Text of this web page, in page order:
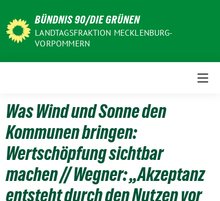
zum
Inhalt
BÜNDNIS 90/DIE GRÜNEN
LANDTAGSFRAKTION MECKLENBURG-
VORPOMMERN
Was Wind und Sonne den
Kommunen bringen:
Wertschöpfung sichtbar
machen // Wegner: „Akzeptanz
entsteht durch den Nutzen vor